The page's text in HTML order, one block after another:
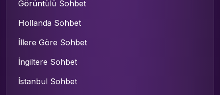
Görüntülü Sohbet
Hollanda Sohbet
İllere Göre Sohbet
İngiltere Sohbet
İstanbul Sohbet